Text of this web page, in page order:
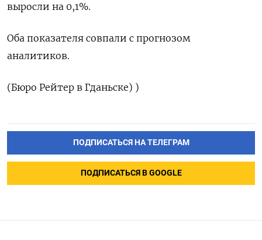
выросли на 0,1%.
Оба ​показателя ⁠совпали с ‌прогнозом
‌аналитиков.
(Бюро Рейтер ​в ‌Гданьске) )
ПОДПИСАТЬСЯ НА ТЕЛЕГРАМ
ПОДПИСАТЬСЯ В GOOGLE